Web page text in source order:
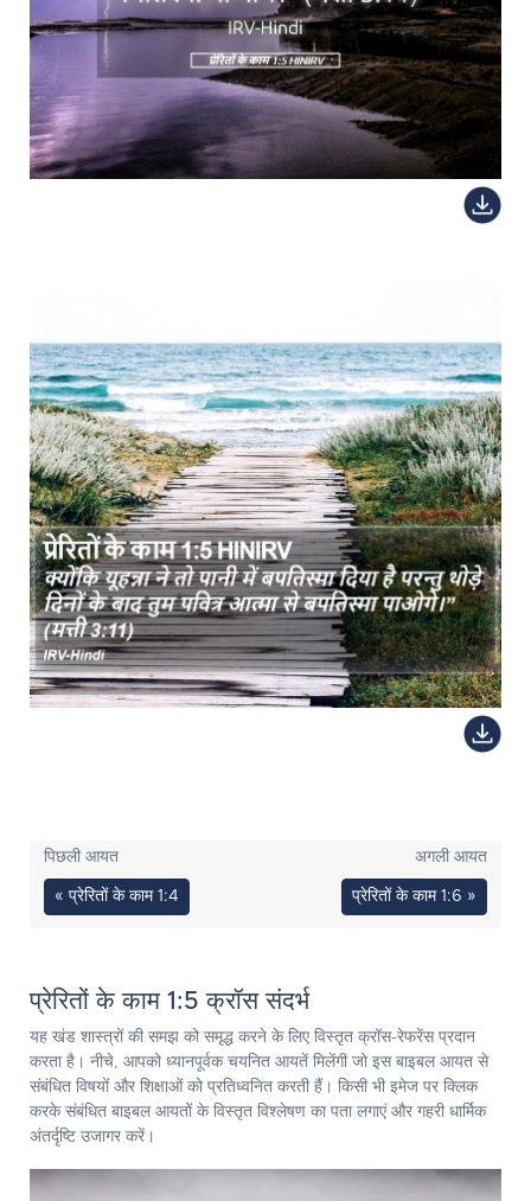
पिछली आयत
« प्रेरितों के काम 1:4
अगली आयत
प्रेरितों के काम 1:6 »
प्रेरितों के काम 1:5 क्रॉस संदर्भ
यह खंड शास्त्रों की समझ को समृद्ध करने के लिए विस्तृत क्रॉस-रेफरेंस प्रदान
करता है। नीचे, आपको ध्यानपूर्वक चयनित आयतें मिलेंगी जो इस बाइबल आयत से
संबंधित विषयों और शिक्षाओं को प्रतिध्वनित करती हैं। किसी भी इमेज पर क्लिक
करके संबंधित बाइबल आयतों के विस्तृत विश्लेषण का पता लगाएं और गहरी धार्मिक
अंतर्दृष्टि उजागर करें।